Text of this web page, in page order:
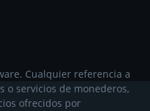
Cualquier referencia a
o servicios de monederos,
ofrecidos por